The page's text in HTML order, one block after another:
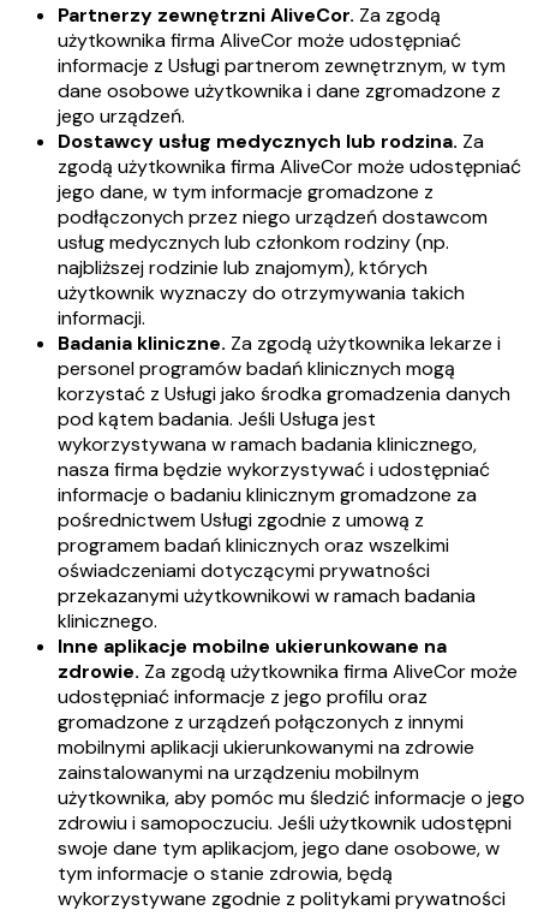
Partnerzy zewnętrzni AliveCor. Za zgodą
użytkownika firma AliveCor może udostępniać
informacje z Usługi partnerom zewnętrznym, w tym
dane osobowe użytkownika i dane zgromadzone z
jego urządzeń.
Dostawcy usług medycznych lub rodzina. Za
zgodą użytkownika firma AliveCor może udostępniać
jego dane, w tym informacje gromadzone z
podłączonych przez niego urządzeń dostawcom
usług medycznych lub członkom rodziny (np.
najbliższej rodzinie lub znajomym), których
użytkownik wyznaczy do otrzymywania takich
informacji.
Badania kliniczne. Za zgodą użytkownika lekarze i
personel programów badań klinicznych mogą
korzystać z Usługi jako środka gromadzenia danych
pod kątem badania. Jeśli Usługa jest
wykorzystywana w ramach badania klinicznego,
nasza firma będzie wykorzystywać i udostępniać
informacje o badaniu klinicznym gromadzone za
pośrednictwem Usługi zgodnie z umową z
programem badań klinicznych oraz wszelkimi
oświadczeniami dotyczącymi prywatności
przekazanymi użytkownikowi w ramach badania
klinicznego.
Inne aplikacje mobilne ukierunkowane na
zdrowie. Za zgodą użytkownika firma AliveCor może
udostępniać informacje z jego profilu oraz
gromadzone z urządzeń połączonych z innymi
mobilnymi aplikacji ukierunkowanymi na zdrowie
zainstalowanymi na urządzeniu mobilnym
użytkownika, aby pomóc mu śledzić informacje o jego
zdrowiu i samopoczuciu. Jeśli użytkownik udostępni
swoje dane tym aplikacjom, jego dane osobowe, w
tym informacje o stanie zdrowia, będą
wykorzystywane zgodnie z politykami prywatności